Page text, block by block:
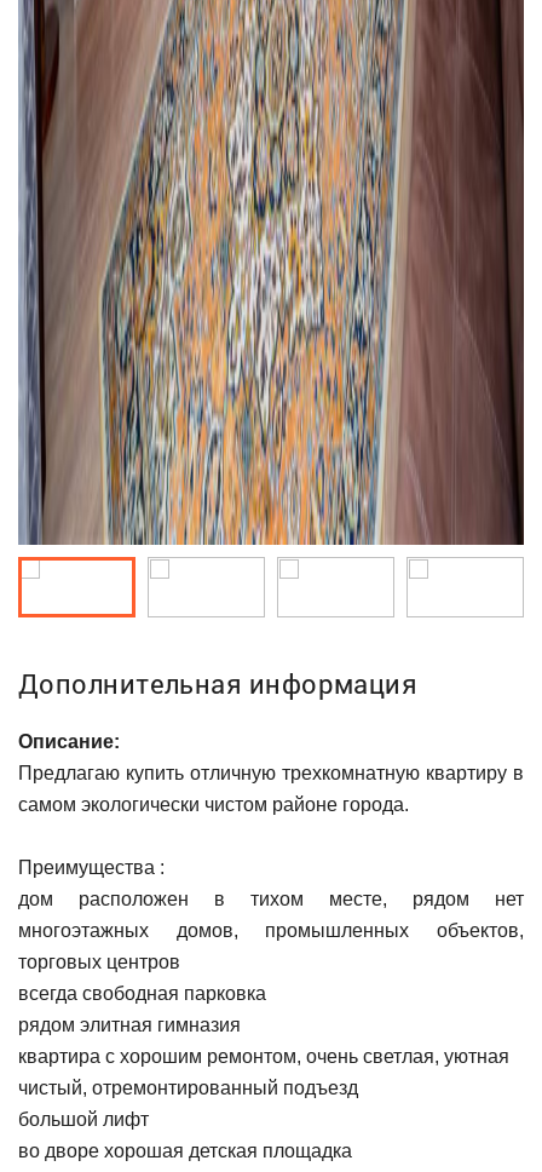
Дополнительная информация
Описание:
Предлагаю купить отличную трехкомнатную квартиру в
самом экологически чистом районе города.
Преимущества :
дом расположен в тихом месте, рядом нет
многоэтажных домов, промышленных объектов,
торговых центров
всегда свободная парковка
рядом элитная гимназия
квартира с хорошим ремонтом, очень светлая, уютная
чистый, отремонтированный подъезд
большой лифт
во дворе хорошая детская площадка